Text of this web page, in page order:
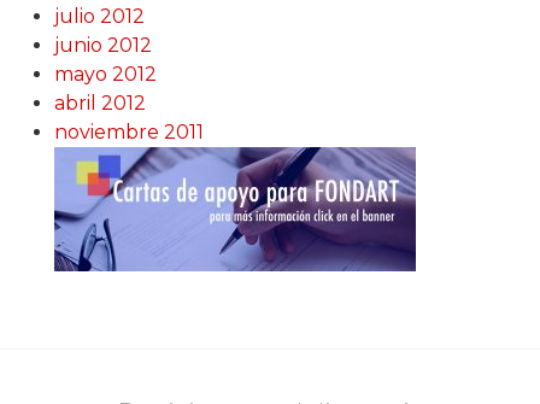
julio 2012
junio 2012
mayo 2012
abril 2012
noviembre 2011